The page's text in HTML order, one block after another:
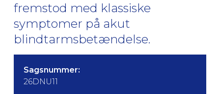
fremstod med klassiske
symptomer på akut
blindtarmsbetændelse.
Sagsnummer:
26DNU11